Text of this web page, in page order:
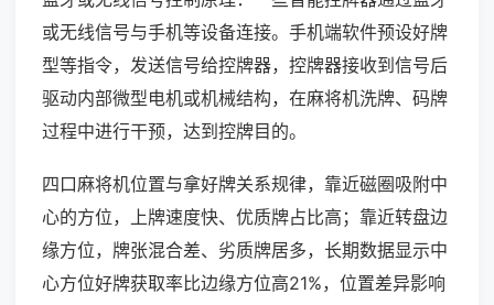
或无线信号与手机等设备连接。手机端软件预设好牌
型等指令，发送信号给控牌器，控牌器接收到信号后
驱动内部微型电机或机械结构，在麻将机洗牌、码牌
过程中进行干预，达到控牌目的。
四口麻将机位置与拿好牌关系规律，靠近磁圈吸附中
心的方位，上牌速度快、优质牌占比高；靠近转盘边
缘方位，牌张混合差、劣质牌居多，长期数据显示中
心方位好牌获取率比边缘方位高21%，位置差异影响